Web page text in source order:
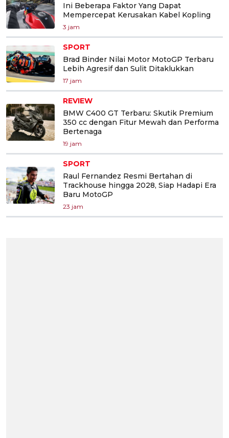
Ini Beberapa Faktor Yang Dapat
Mempercepat Kerusakan Kabel Kopling
3 jam
SPORT
Brad Binder Nilai Motor MotoGP Terbaru
Lebih Agresif dan Sulit Ditaklukkan
17 jam
REVIEW
BMW C400 GT Terbaru: Skutik Premium
350 cc dengan Fitur Mewah dan Performa
Bertenaga
19 jam
SPORT
Raul Fernandez Resmi Bertahan di
Trackhouse hingga 2028, Siap Hadapi Era
Baru MotoGP
23 jam